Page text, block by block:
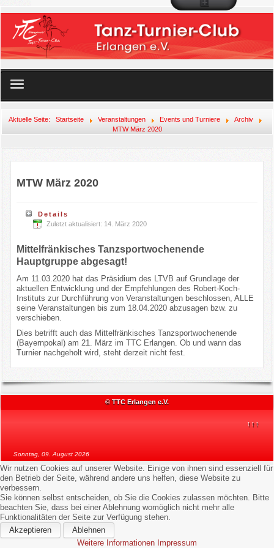
Veranstaltungen
Links
Kontakt
Impressum/Datenschutz
Aktuelle Seite: Startseite Veranstaltungen Events und Turniere
Archiv
MTW März 2020
MTW März 2020
Details
Zuletzt aktualisiert: 14. März 2020
Mittelfränkisches Tanzsportwochenende
Hauptgruppe abgesagt!
Am 11.03.2020 hat das Präsidium des LTVB auf Grundlage der
aktuellen Entwicklung und der Empfehlungen des Robert-Koch-
Instituts zur Durchführung von Veranstaltungen beschlossen, ALLE
seine Veranstaltungen bis zum 18.04.2020 abzusagen bzw. zu
verschieben.
Dies betrifft auch das Mittelfränkisches Tanzsportwochenende
(Bayernpokal) am 21. März im TTC Erlangen. Ob und wann das
Turnier nachgeholt wird, steht derzeit nicht fest.
© TTC Erlangen e.V.
↑↑↑
Sonntag, 09. August 2026
Wir nutzen Cookies auf unserer Website. Einige von ihnen sind essenziell für
den Betrieb der Seite, während andere uns helfen, diese Website zu
verbessern.
Sie können selbst entscheiden, ob Sie die Cookies zulassen möchten. Bitte
beachten Sie, dass bei einer Ablehnung womöglich nicht mehr alle
Funktionalitäten der Seite zur Verfügung stehen.
Akzeptieren
Ablehnen
Weitere Informationen Impressum